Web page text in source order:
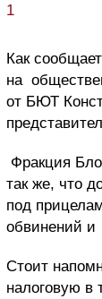
1
Как сообщает
на
от БЮТ
Фракция
так же, что
под
обвинений и
Стоит
налоговую в